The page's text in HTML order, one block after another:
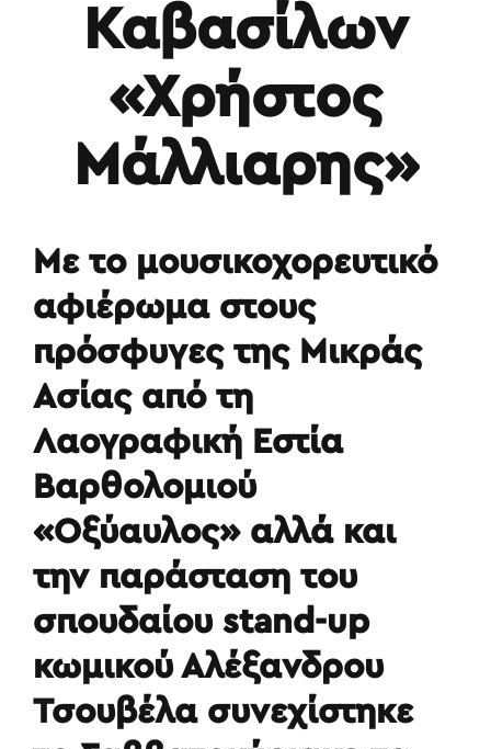
Καβασίλων
«Χρήστος
Μάλλιαρης»
Με το μουσικοχορευτικό
αφιέρωμα στους
πρόσφυγες της Μικράς
Ασίας από τη
Λαογραφική Εστία
Βαρθολομιού
«Οξύαυλος» αλλά και
την παράσταση του
σπουδαίου stand-up
κωμικού Αλέξανδρου
Τσουβέλα συνεχίστηκε